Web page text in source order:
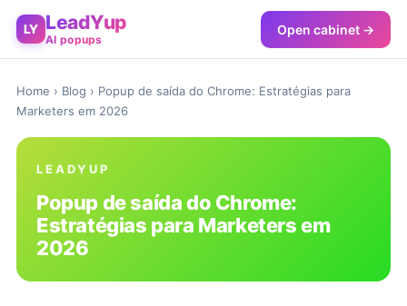
LY LeadYup
AI popups
Open cabinet →
Home › Blog › Popup de saída do Chrome: Estratégias para
Marketers em 2026
LEADYUP
Popup de saída do Chrome:
Estratégias para Marketers em
2026